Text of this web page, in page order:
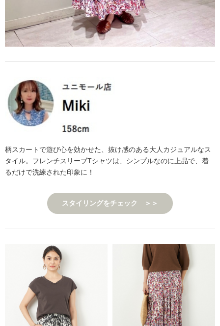
柄スカートで遊び心を効かせた、抜け感のある大人カジュアルなス
タイル。フレンチスリーブTシャツは、シンプルなのに上品で、着
るだけで洗練された印象に！
スタイリングをチェック ＞＞